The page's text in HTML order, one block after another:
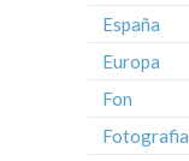
España
Europa
Fon
Fotografia